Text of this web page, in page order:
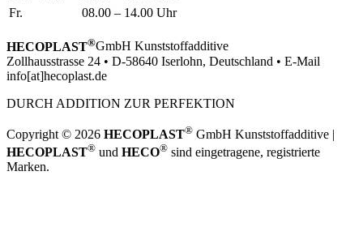
Fr.
08.00 – 14.00 Uhr
HECOPLAST®GmbH Kunststoffadditive
Zollhausstrasse 24 • D-58640 Iserlohn, Deutschland • E-Mail
info[at]hecoplast.de
DURCH ADDITION ZUR PERFEKTION
Copyright © 2026 HECOPLAST® GmbH Kunststoffadditive |
HECOPLAST® und HECO® sind eingetragene, registrierte
Marken.